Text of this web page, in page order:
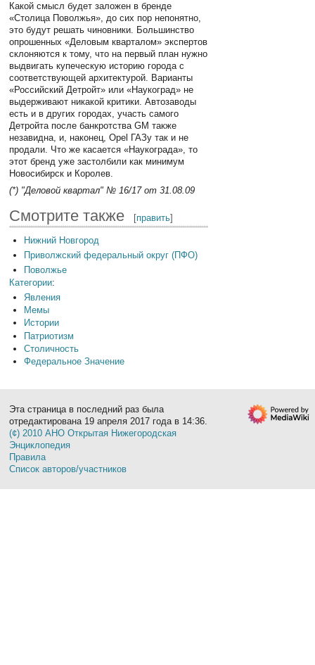
Какой смысл будет заложен в бренде
«Столица Поволжья», до сих пор непонятно,
это будут решать чиновники. Большинство
опрошенных «Деловым кварталом» экспертов
склоняются к тому, что на первый план нужно
выдвигать купеческую историю города с
соответствующей архитектурой. Варианты
«Российский Детройт» или «Наукоград» не
выдерживают никакой критики. Автозаводы
есть и в других городах, участь самого
Детройта после банкротства GM также
незавидна, и, наконец, Opel ГАЗу так и не
продали. Что же касается «Наукограда», то
этот бренд уже застолбили как минимум
Новосибирск и Королев.
(*) "Деловой квартал" № 16/17 от 31.08.09
Смотрите также [править]
Нижний Новгород
Приволжский федеральный округ (ПФО)
Поволжье
Категории:
Явления
Мемы
Истории
Патриотизм
Столичность
Федеральное Значение
Эта страница в последний раз была
отредактирована 19 апреля 2017 года в 14:36.
(¢) 2010 АНО Открытая Нижегородская
Энциклопедия
Правила
Список авторов/участников